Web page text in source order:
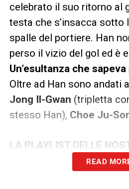
celebrato il suo ritorno al
testa che s’insacca sotto
spalle del portiere. Han
perso il vizio del gol ed è
Un’esultanza che
Oltre ad Han sono andati
Jong Il-Gwan (tripletta
stesso Han), Choe Ju-
LA PLAYLIST DELLE
READ